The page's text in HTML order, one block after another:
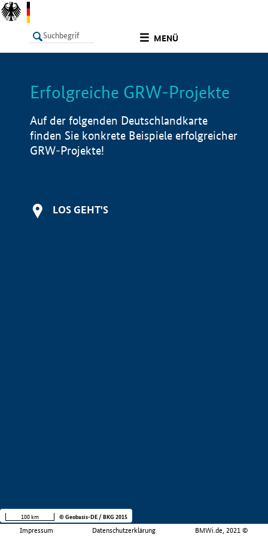
MENÜ
LISTE Info
Erfolgreiche GRW-Projekte
Auf der folgenden Deutschlandkarte
finden Sie konkrete Beispiele erfolgreicher
GRW-Projekte!
LOS GEHT'S
Impressum Datenschutzerklärung BMWi.de, 2021 ©
100 km © Geobasis-DE / BKG 2015